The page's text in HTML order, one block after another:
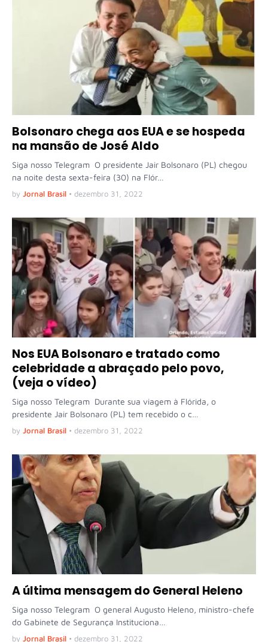
Bolsonaro chega aos EUA e se hospeda
na mansão de José Aldo
Siga nosso Telegram O presidente Jair Bolsonaro (PL) chegou
na noite desta sexta-feira (30) na Flór…
by Jornal Brasil • dezembro 31, 2022
Nos EUA Bolsonaro e tratado como
celebridade a abraçado pelo povo,
(veja o vídeo)
Siga nosso Telegram Durante sua viagem à Flórida, o
presidente Jair Bolsonaro (PL) tem recebido o c…
by Jornal Brasil • dezembro 31, 2022
A última mensagem do General Heleno
Siga nosso Telegram O general Augusto Heleno, ministro-chefe
do Gabinete de Segurança Instituciona…
by Jornal Brasil • dezembro 31, 2022